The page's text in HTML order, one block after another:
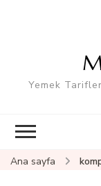
Yemek
Ana sayfa